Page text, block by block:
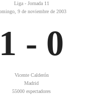
Liga - Jornada 11
9 de noviembre de 2003
1 - 0
Vicente Calderón
Madrid
55000 espectadores